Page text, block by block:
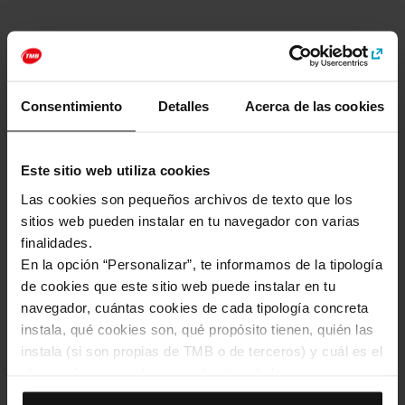
Consentimiento Detalles Acerca de las cookies
Este sitio web utiliza cookies
Las cookies son pequeños archivos de texto que los
sitios web pueden instalar en tu navegador con varias
finalidades.
En la opción “Personalizar”, te informamos de la tipología
de cookies que este sitio web puede instalar en tu
navegador, cuántas cookies de cada tipología concreta
instala, qué cookies son, qué propósito tienen, quién las
instala (si son propias de TMB o de terceros) y cuál es el
navegador. Si el panel de cookies muestra (0), significa
http://www.cremallerademontserrat.cat
Cómo llegar a: La montaña mágica
Dirección